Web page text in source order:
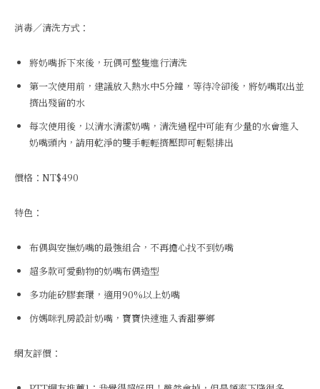
消毒／清洗方式：
將奶嘴拆下來後，玩偶可整隻進行清洗
第一次使用前，建議放入熱水中5分鐘，等待冷卻後，將奶嘴取出並
擠出殘留的水
每次使用後，以清水清潔奶嘴，清洗過程中可能有少量的水會進入
奶嘴頭內，請用乾淨的雙手輕輕擠壓即可輕鬆排出
價格：NT$490
特色：
布偶與安撫奶嘴的最強組合，不再擔心找不到奶嘴
超多款可愛動物的奶嘴布偶造型
多功能矽膠套環，適用90%以上奶嘴
仿媽咪乳房設計奶嘴，寶寶快速進入香甜夢鄉
網友評價：